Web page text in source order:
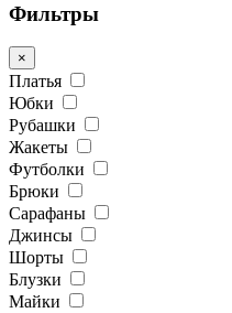
Фильтры
×
Платья
Юбки
Рубашки
Жакеты
Футболки
Брюки
Сарафаны
Джинсы
Шорты
Блузки
Майки